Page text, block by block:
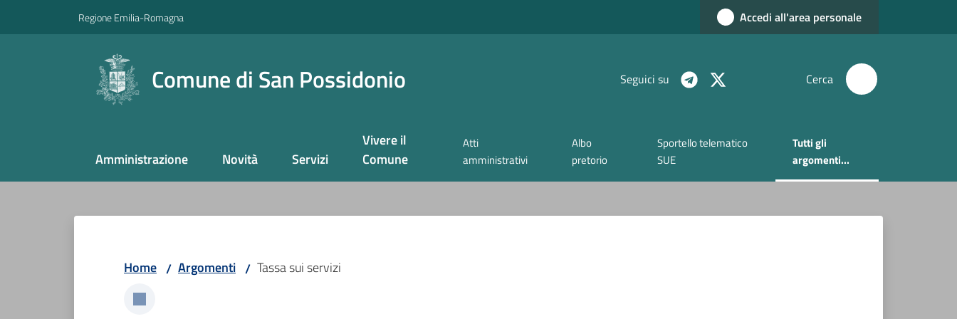
Regione Emilia-Romagna Accedi all'area personale
Comune di San Possidonio Seguici su Cerca
Amministrazione Novità Servizi
Vivere il
Comune
Atti
amministrativi
Albo
pretorio
Sportello telematico
SUE
Tutti gli
argomenti...
Menu selezionato
Home / Argomenti / Tassa sui servizi